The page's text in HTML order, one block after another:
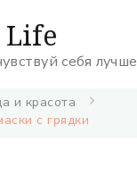
себя лучше
и красота
с грядки